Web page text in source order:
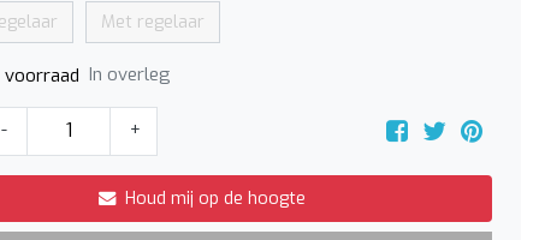
Met regelaar
In overleg
- +
Houd mij op de hoogte